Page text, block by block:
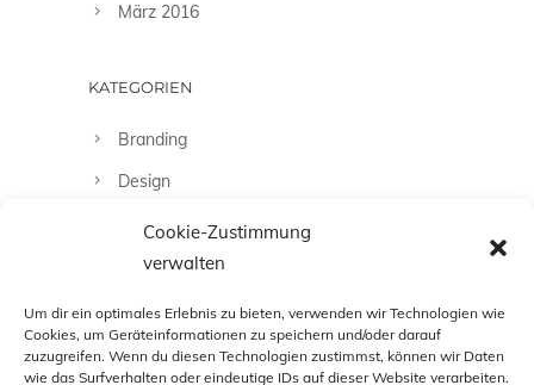
Cookie-Zustimmung
verwalten
Um dir ein optimales Erlebnis zu bieten, verwenden wir Technologien wie
Cookies, um Geräteinformationen zu speichern und/oder darauf
zuzugreifen. Wenn du diesen Technologien zustimmst, können wir Daten
wie das Surfverhalten oder eindeutige IDs auf dieser Website verarbeiten.
März 2016
KATEGORIEN
Branding
Design
Fashion
Fotografie
Uncategorized